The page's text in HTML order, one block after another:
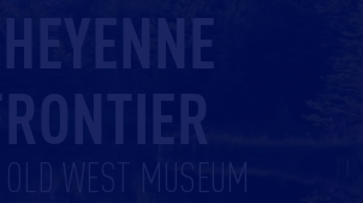
OLD WEST MUSEUM